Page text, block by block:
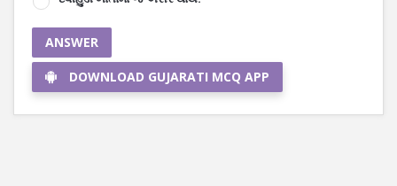
ANSWER
DOWNLOAD GUJARATI MCQ APP